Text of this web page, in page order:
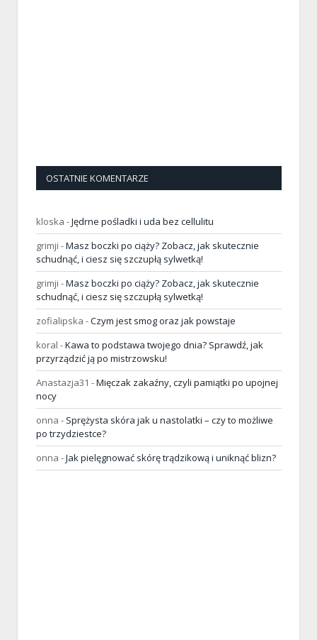
OSTATNIE KOMENTARZE
kloska -Jędrne pośladki i uda bez cellulitu
grimji -Masz boczki po ciąży? Zobacz, jak skutecznie
schudnąć, i ciesz się szczupłą sylwetką!
grimji -Masz boczki po ciąży? Zobacz, jak skutecznie
schudnąć, i ciesz się szczupłą sylwetką!
zofialipska -Czym jest smog oraz jak powstaje
koral -Kawa to podstawa twojego dnia? Sprawdź, jak
przyrządzić ją po mistrzowsku!
Anastazja31 -Mięczak zakaźny, czyli pamiątki po upojnej
nocy
onna - Sprężysta skóra jak u nastolatki – czy to możliwe
po trzydziestce?
onna -Jak pielęgnować skórę trądzikową i uniknąć blizn?